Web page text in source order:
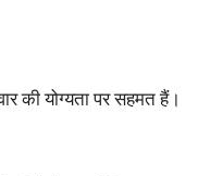
की योग्यता पर सहमत हैं।